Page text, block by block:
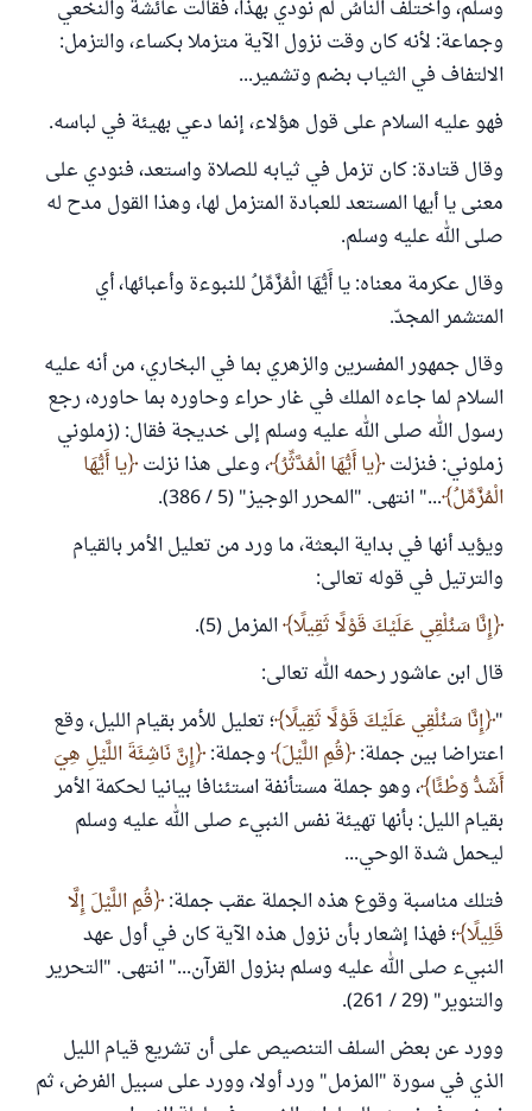
وسلم، واختلف الناسُ لم نودي بهذا، فقالت عائشة والنخعي
وجماعة: لأنه كان وقت نزول الآية متزملا بكساء، والتزمل:
الالتفاف في الثياب بضم وتشمير...
فهو عليه السلام على قول هؤلاء، إنما دعي بهيئة في لباسه.
وقال قتادة: كان تزمل في ثيابه للصلاة واستعد، فنودي على
معنى يا أيها المستعد للعبادة المتزمل لها، وهذا القول مدح له
صلى الله عليه وسلم.
وقال عكرمة معناه: يا أَيُّهَا الْمُزَّمِّلُ للنبوءة وأعبائها، أي
المتشمر المجدّ.
وقال جمهور المفسرين والزهري بما في البخاري، من أنه عليه
السلام لما جاءه الملك في غار حراء وحاوره بما حاوره، رجع
رسول الله صلى الله عليه وسلم إلى خديجة فقال: (زملوني
زملوني: فنزلت يا أَيُّهَا الْمُدَّثِّرُ ، وعلى هذا نزلت يا أَيُّهَا
الْمُزَّمِّلُ ..." انتهى. "المحرر الوجيز" (5 / 386).
ويؤيد أنها في بداية البعثة، ما ورد من تعليل الأمر بالقيام
والترتيل في قوله تعالى:
إِنَّا سَنُلْقِي عَلَيْكَ قَوْلًا ثَقِيلًا المزمل (5).
قال ابن عاشور رحمه الله تعالى:
" إِنَّا سَنُلْقِي عَلَيْكَ قَوْلًا ثَقِيلًا ؛ تعليل للأمر بقيام الليل، وقع
اعتراضا بين جملة: قُمِ اللَّيْلَ وجملة: إِنَّ نَاشِئَةَ اللَّيْلِ هِيَ
أَشَدُّ وَطْئًا ، وهو جملة مستأنفة استئنافا بيانيا لحكمة الأمر
بقيام الليل: بأنها تهيئة نفس النبيء صلى الله عليه وسلم
ليحمل شدة الوحي...
فتلك مناسبة وقوع هذه الجملة عقب جملة: قُمِ اللَّيْلَ إِلَّا
قَلِيلًا ؛ فهذا إشعار بأن نزول هذه الآية كان في أول عهد
النبيء صلى الله عليه وسلم بنزول القرآن..." انتهى. "التحرير
والتنوير" (29 / 261).
وورد عن بعض السلف التنصيص على أن تشريع قيام الليل
الذي في سورة "المزمل" ورد أولا، وورد على سبيل الفرض، ثم